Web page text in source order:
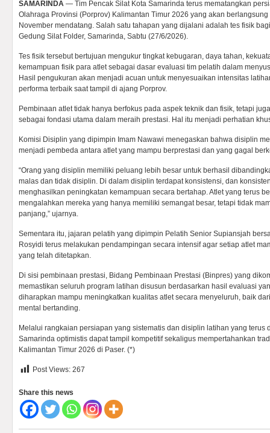
SAMARINDA — Tim Pencak Silat Kota Samarinda terus mematangkan
Olahraga Provinsi (Porprov) Kalimantan Timur 2026 yang akan
November mendatang. Salah satu tahapan yang dijalani adalah tes fisik
Gedung Silat Folder, Samarinda, Sabtu (27/6/2026).
Tes fisik tersebut bertujuan mengukur tingkat kebugaran, daya tahan,
kemampuan fisik para atlet sebagai dasar evaluasi tim pelatih dalam
Hasil pengukuran akan menjadi acuan untuk menyesuaikan intensitas
performa terbaik saat tampil di ajang Porprov.
Pembinaan atlet tidak hanya berfokus pada aspek teknik dan fisik, tetapi
sebagai fondasi utama dalam meraih prestasi. Hal itu menjadi perhatian
Komisi Disiplin yang dipimpin Imam Nawawi menegaskan bahwa disiplin
menjadi pembeda antara atlet yang mampu berprestasi dan yang gagal
“Orang yang disiplin memiliki peluang lebih besar untuk berhasil
malas dan tidak disiplin. Di dalam disiplin terdapat konsistensi, dan
menghasilkan peningkatan kemampuan secara bertahap. Atlet yang terus
mengalahkan mereka yang hanya memiliki semangat besar, tetapi tidak
panjang,” ujarnya.
Sementara itu, jajaran pelatih yang dipimpin Pelatih Senior Supiansjah
Rosyidi terus melakukan pendampingan secara intensif agar setiap atlet
yang telah ditetapkan.
Di sisi pembinaan prestasi, Bidang Pembinaan Prestasi (Binpres) yang
memastikan seluruh program latihan disusun berdasarkan hasil evaluasi
diharapkan mampu meningkatkan kualitas atlet secara menyeluruh, baik
mental bertanding.
Melalui rangkaian persiapan yang sistematis dan disiplin latihan yang terus
Samarinda optimistis dapat tampil kompetitif sekaligus mempertahankan
Kalimantan Timur 2026 di Paser. (*)
Post Views: 267
Share this news